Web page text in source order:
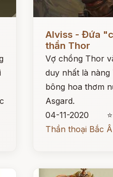
Alviss - Đứa
thần Thor
Vợ chồng Thor
duy nhất là
bông hoa thơm
Asgard.
04-11-2020
Thần thoại Bắc